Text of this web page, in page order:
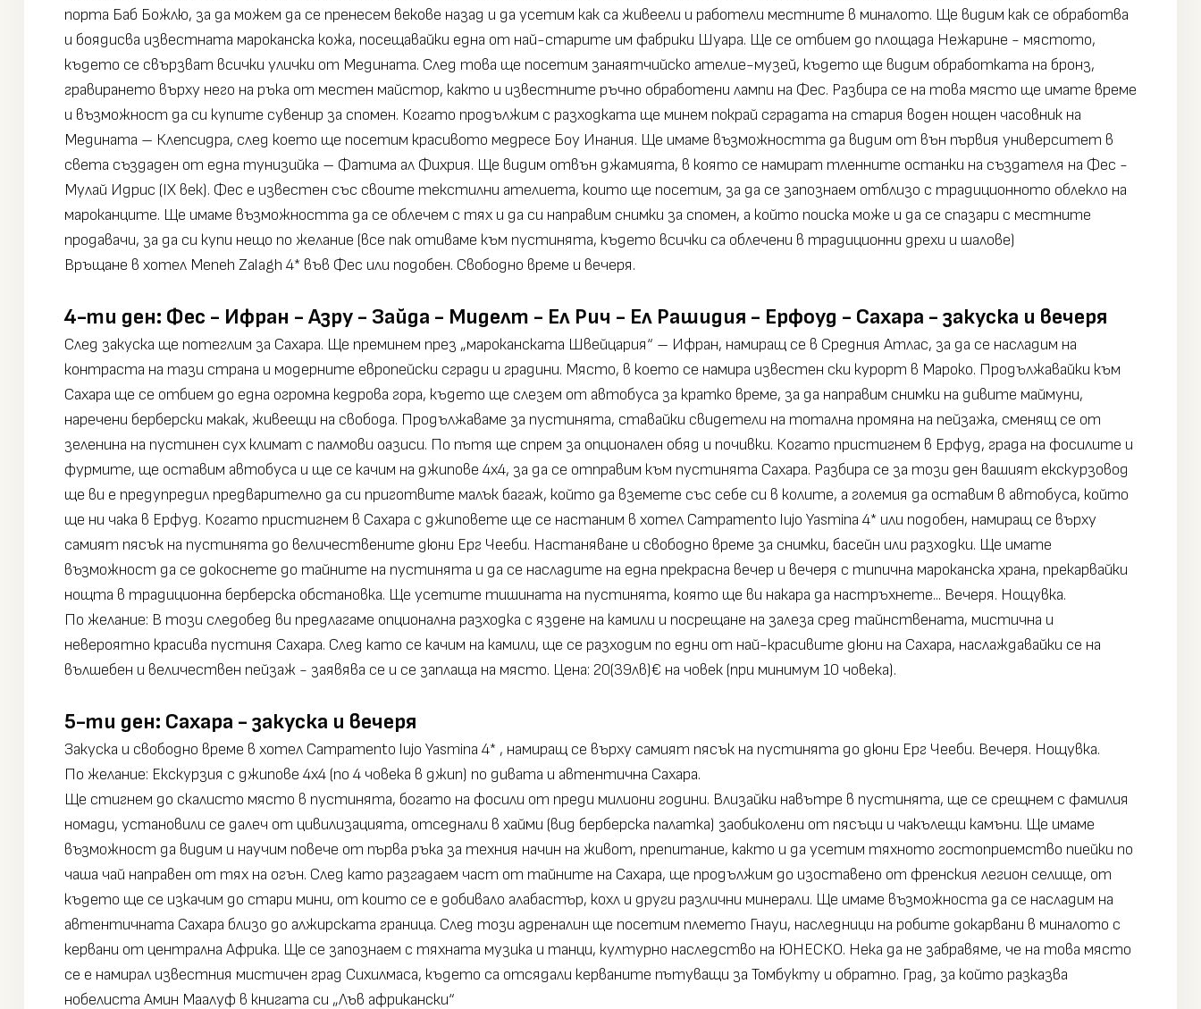
порта Баб Божлю, за да можем да се пренесем векове назад и да усетим как са живеели и работели местните в миналото. Ще видим как се обработва
и боядисва известната мароканска кожа, посещавайки една от най-старите им фабрики Шуара. Ще се отбием до площада Нежарине - мястото,
където се свързват всички улички от Медината. След това ще посетим занаятчийско ателие-музей, където ще видим обработката на бронз,
гравирането върху него на ръка от местен майстор, както и известните ръчно обработени лампи на Фес. Разбира се на това място ще имате време
и възможност да си купите сувенир за спомен. Когато продължим с разходката ще минем покрай сградата на стария воден нощен часовник на
Медината – Клепсидра, след което ще посетим красивото медресе Боу Инания. Ще имаме възможността да видим от вън първия университет в
света създаден от една тунизийка – Фатима ал Фихрия. Ще видим отвън джамията, в която се намират тленните останки на създателя на Фес -
Мулай Идрис (IX век). Фес е известен със своите текстилни ателиета, които ще посетим, за да се запознаем отблизо с традиционното облекло на
мароканците. Ще имаме възможността да се облечем с тях и да си направим снимки за спомен, а който поиска може и да се спазари с местните
продавачи, за да си купи нещо по желание (все пак отиваме към пустинята, където всички са облечени в традиционни дрехи и шалове)
Връщане в хотел Meneh Zalagh 4* във Фес или подобен. Свободно време и вечеря.
4-ти ден: Фес - Ифран - Азру - Зайда - Миделт - Ел Рич - Ел Рашидия - Ерфоуд - Сахара - закуска и вечеря
След закуска ще потеглим за Сахара. Ще преминем през „мароканската Швейцария“ – Ифран, намиращ се в Средния Атлас, за да се насладим на
контраста на тази страна и модерните европейски сгради и градини. Място, в което се намира известен ски курорт в Мароко. Продължавайки към
Сахара ще се отбием до една огромна кедрова гора, където ще слезем от автобуса за кратко време, за да направим снимки на дивите маймуни,
наречени берберски макак, живеещи на свобода. Продължаваме за пустинята, ставайки свидетели на тотална промяна на пейзажа, сменящ се от
зеленина на пустинен сух климат с палмови оазиси. По пътя ще спрем за опционален обяд и почивки. Когато пристигнем в Ерфуд, града на фосилите и
фурмите, ще оставим автобуса и ще се качим на джипове 4х4, за да се отправим към пустинята Сахара. Разбира се за този ден вашият екскурзовод
ще ви е предупредил предварително да си приготвите малък багаж, който да вземете със себе си в колите, а големия да оставим в автобуса, който
ще ни чака в Ерфуд. Когато пристигнем в Сахара с джиповете ще се настаним в хотел Campamento lujo Yasmina 4* или подобен, намиращ се върху
самият пясък на пустинята до величествените дюни Ерг Чееби. Настаняване и свободно време за снимки, басейн или разходки. Ще имате
възможност да се докоснете до тайните на пустинята и да се насладите на една прекрасна вечер и вечеря с типична мароканска храна, прекарвайки
нощта в традиционна берберска обстановка. Ще усетите тишината на пустинята, която ще ви накара да настръхнете... Вечеря. Нощувка.
По желание: В този следобед ви предлагаме опционална разходка с яздене на камили и посрещане на залеза сред тайнствената, мистична и
невероятно красива пустиня Сахара. След като се качим на камили, ще се разходим по едни от най-красивите дюни на Сахара, наслаждавайки се на
вълшебен и величествен пейзаж - заявява се и се заплаща на място. Цена: 20(39лв)€ на човек (при минимум 10 човека).
5-ти ден: Сахара - закуска и вечеря
Закуска и свободно време в хотел Campamento lujo Yasmina 4* , намиращ се върху самият пясък на пустинята до дюни Ерг Чееби. Вечеря. Нощувка.
По желание: Екскурзия с джипове 4х4 (по 4 човека в джип) по дивата и автентична Сахара.
Ще стигнем до скалисто място в пустинята, богато на фосили от преди милиони години. Влизайки навътре в пустинята, ще се срещнем с фамилия
номади, установили се далеч от цивилизацията, отседнали в хайми (вид берберска палатка) заобиколени от пясъци и чакълещи камъни. Ще имаме
възможност да видим и научим повече от първа ръка за техния начин на живот, препитание, както и да усетим тяхното гостоприемство пиейки по
чаша чай направен от тях на огън. След като разгадаем част от тайните на Сахара, ще продължим до изоставено от френския легион селище, от
където ще се изкачим до стари мини, от които се е добивало алабастър, кохл и други различни минерали. Ще имаме възможноста да се насладим на
автентичната Сахара близо до алжирската граница. След този адреналин ще посетим племето Гнауи, наследници на робите докарвани в миналото с
кервани от централна Африка. Ще се запознаем с тяхната музика и танци, културно наследство на ЮНЕСКО. Нека да не забравяме, че на това място
се е намирал известния мистичен град Сихилмаса, където са отсядали керваните пътуващи за Томбукту и обратно. Град, за който разказва
нобелиста Амин Маалуф в книгата си „Лъв африкански“